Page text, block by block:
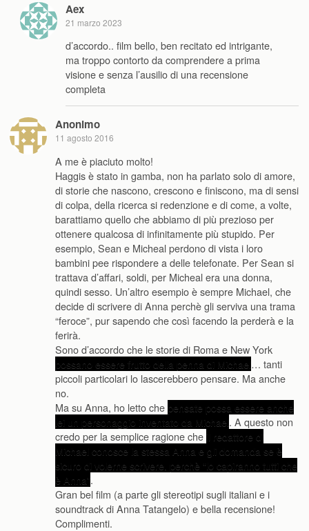
Aex
21 marzo 2023
d’accordo.. film bello, ben recitato ed intrigante,
ma troppo contorto da comprendere a prima
visione e senza l’ausilio di una recensione
completa
Anonimo
11 agosto 2016
A me è piaciuto molto!
Haggis è stato in gamba, non ha parlato solo di amore,
di storie che nascono, crescono e finiscono, ma di sensi
di colpa, della ricerca si redenzione e di come, a volte,
barattiamo quello che abbiamo di più prezioso per
ottenere qualcosa di infinitamente più stupido. Per
esempio, Sean e Micheal perdono di vista i loro
bambini pee rispondere a delle telefonate. Per Sean si
trattava d’affari, soldi, per Micheal era una donna,
quindi sesso. Un’altro esempio è sempre Michael, che
decide di scrivere di Anna perchè gli serviva una trama
“feroce”, pur sapendo che così facendo la perderà e la
ferirà.
Sono d’accordo che le storie di Roma e New York
possano essere frutto della penna di Michael … tanti
piccoli particolari lo lascerebbero pensare. Ma anche
no.
Ma su Anna, ho letto che pensate possa essere anche
lei un personaggio inventato da Michael . A questo non
credo per la semplice ragione che il redattore di
Michael conosce la stessa Anna e gli domanda se è
sicuro di volerne scrivere, perchè “lo capiranno tutti che
è Anna”.
Gran bel film (a parte gli stereotipi sugli italiani e i
soundtrack di Anna Tatangelo) e bella recensione!
Complimenti.